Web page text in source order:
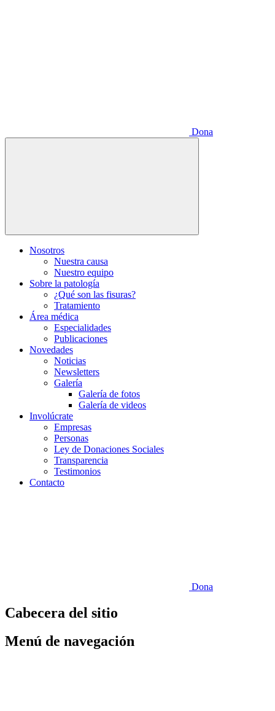
Dona
Nosotros
Nuestra causa
Nuestro equipo
Sobre la patología
¿Qué son las fisuras?
Tratamiento
Área médica
Especialidades
Publicaciones
Novedades
Noticias
Newsletters
Galería
Galería de fotos
Galería de videos
Involúcrate
Empresas
Personas
Ley de Donaciones Sociales
Transparencia
Testimonios
Contacto
Dona
Cabecera del sitio
Menú de navegación